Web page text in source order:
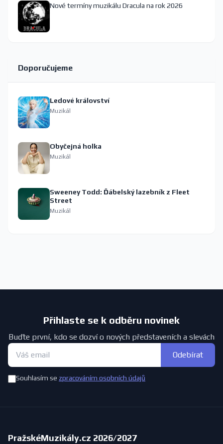
Nové termíny muzikálu Dracula na rok 2026
Doporučujeme
Ledové království
Muzikál
Obyčejná holka
Muzikál
Sweeney Todd: Ďábelský lazebník z Fleet
Street
Muzikál
Přihlaste se k odběru novinek
Buďte první, kdo se dozví o nových představeních a slevách
Odebírat
Souhlasím se zpracováním osobních údajů
PražskéMuzikály.cz 2026/2027